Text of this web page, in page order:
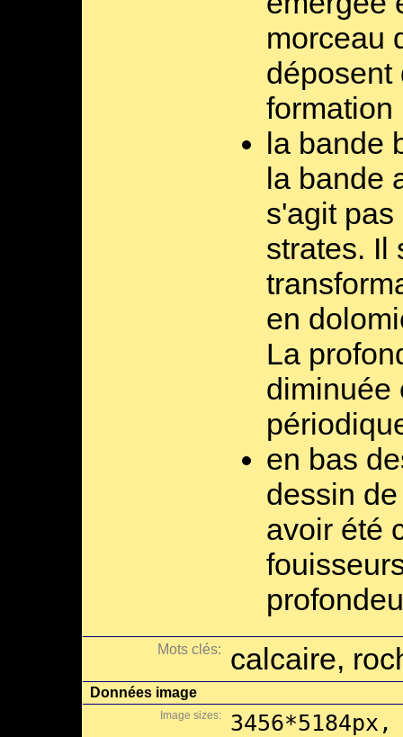
morceau
déposent
formation
la bande
la bande
s'agit
strates. Il
en
La
diminuée
en bas
dessin
avoir été
Mots clés: calcaire,
Données image
Image sizes: 3456*5184px,